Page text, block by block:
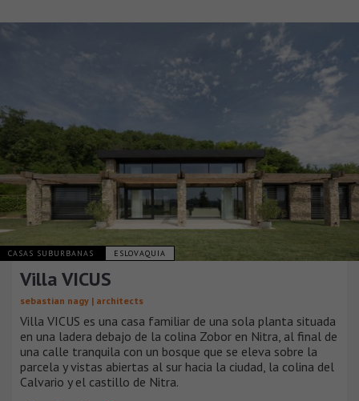
CASAS SUBURBANAS ESLOVAQUIA
Villa VICUS
sebastian nagy | architects
Villa VICUS es una casa familiar de una sola planta situada
en una ladera debajo de la colina Zobor en Nitra, al final de
una calle tranquila con un bosque que se eleva sobre la
parcela y vistas abiertas al sur hacia la ciudad, la colina del
Calvario y el castillo de Nitra.